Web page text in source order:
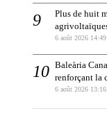
Plus de huit
6 août 2026 14:49
Baleària
renforçant la
6 août 2026 13:16